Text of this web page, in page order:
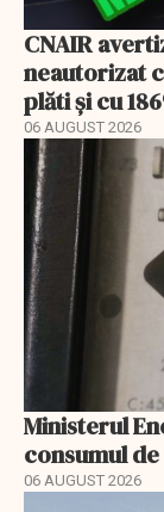
CNAIR
neautorizat
plăti și cu
06 AUGUST 2026
Ministerul
consumul
06 AUGUST 2026